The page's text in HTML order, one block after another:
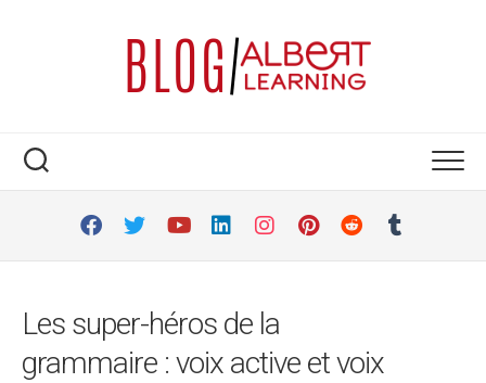
Les super-héros de la
grammaire : voix active et voix